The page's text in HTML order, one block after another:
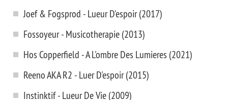
Joef & Fogsprod - Lueur D'espoir (2017)
Fossoyeur - Musicotherapie (2013)
Hos Copperfield - A L'ombre Des Lumieres (2021)
Reeno AKA R2 - Luer D'espoir (2015)
Instinktif - Lueur De Vie (2009)